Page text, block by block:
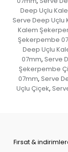
Deep Uçlu
Serve Deep
Kalem
Şekerpembe
Deep Uçlu
07mm, Serve
Şekerpembe
07mm, Serve
Uçlu Çiçek,
Fırsat &